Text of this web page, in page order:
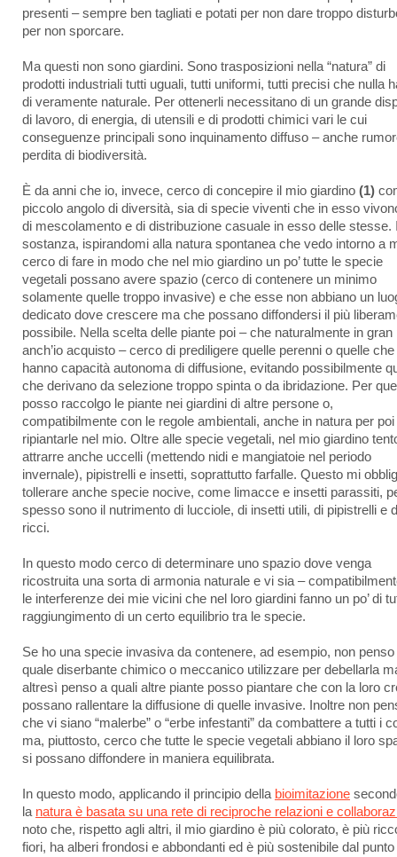
presenti – sempre ben tagliati e potati per non dare troppo
per non sporcare.
Ma questi non sono giardini. Sono trasposizioni nella “natura” di
prodotti industriali tutti uguali, tutti uniformi, tutti precisi che nulla
di veramente naturale. Per ottenerli necessitano di un grande
di lavoro, di energia, di utensili e di prodotti chimici vari le cui
conseguenze principali sono inquinamento diffuso – anche
perdita di biodiversità.
È da anni che io, invece, cerco di concepire il mio giardino (1)
piccolo angolo di diversità, sia di specie viventi che in esso
di mescolamento e di distribuzione casuale in esso delle stesse.
sostanza, ispirandomi alla natura spontanea che vedo intorno a
cerco di fare in modo che nel mio giardino un po’ tutte le specie
vegetali possano avere spazio (cerco di contenere un minimo
solamente quelle troppo invasive) e che esse non abbiano un
dedicato dove crescere ma che possano diffondersi il più
possibile. Nella scelta delle piante poi – che naturalmente in gran
anch’io acquisto – cerco di prediligere quelle perenni o quelle che
hanno capacità autonoma di diffusione, evitando possibilmente
che derivano da selezione troppo spinta o da ibridazione. Per
posso raccolgo le piante nei giardini di altre persone o,
compatibilmente con le regole ambientali, anche in natura per poi
ripiantarle nel mio. Oltre alle specie vegetali, nel mio giardino
attrarre anche uccelli (mettendo nidi e mangiatoie nel periodo
invernale), pipistrelli e insetti, soprattutto farfalle. Questo mi
tollerare anche specie nocive, come limacce e insetti parassiti,
spesso sono il nutrimento di lucciole, di insetti utili, di pipistrelli e
ricci.
In questo modo cerco di determinare uno spazio dove venga
ricostruita una sorta di armonia naturale e vi sia –
le interferenze dei mie vicini che nel loro giardini fanno un po’ di
raggiungimento di un certo equilibrio tra le specie.
Se ho una specie invasiva da contenere, ad esempio, non penso
quale diserbante chimico o meccanico utilizzare per debellarla
altresì penso a quali altre piante posso piantare che con la loro
possano rallentare la diffusione di quelle invasive. Inoltre non
che vi siano “malerbe” o “erbe infestanti” da combattere a tutti i
ma, piuttosto, cerco che tutte le specie vegetali abbiano il loro
si possano diffondere in maniera equilibrata.
In questo modo, applicando il principio della bioimitazione
la natura è basata su una rete di reciproche relazioni e
noto che, rispetto agli altri, il mio giardino è più colorato, è più
fiori, ha alberi frondosi e abbondanti ed è più sostenibile dal punto